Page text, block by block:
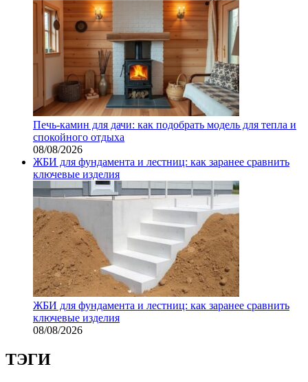
Печь-камин для дачи: как подобрать модель для тепла и
спокойного отдыха
08/08/2026
ЖБИ для фундамента и лестниц: как заранее сравнить
ключевые изделия
ЖБИ для фундамента и лестниц: как заранее сравнить
ключевые изделия
08/08/2026
ТЭГИ